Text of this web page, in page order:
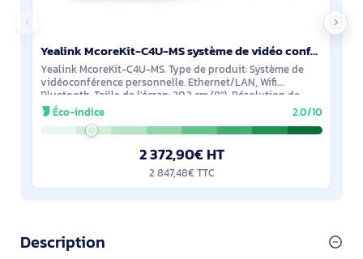
Yealink McoreKit-C4U-MS système de vidéo conférence Ethernet/LAN Système de vidéoconférence personne - 1206709
Yealink McoreKit-C4U-MS. Type de produit: Système de
vidéoconférence personnelle. Ethernet/LAN, Wifi.
Bluetooth. Taille de l'écran: 20,3 cm (8"), Résolution de
l'écran: 1280 x 800 pixels. Système
Éco-indice 2.0/10
2 372,90€ HT
2 847,48€ TTC
Description